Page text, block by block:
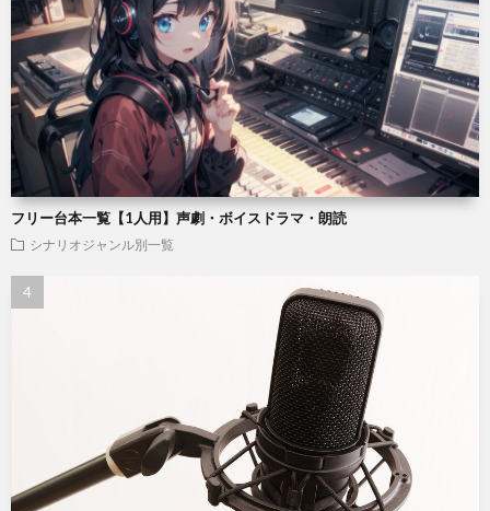
フリー台本一覧【1人用】声劇・ボイスドラマ・朗読
シナリオジャンル別一覧